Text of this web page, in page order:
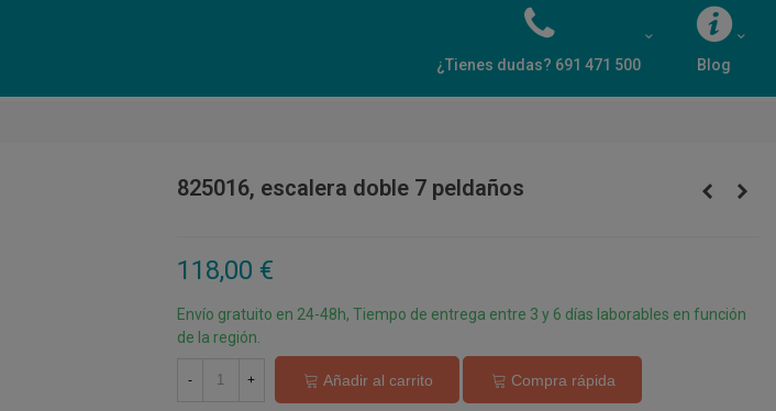
¿Tienes dudas? 691 471 500 Blog
825016, escalera doble 7 peldaños
118,00 €
Envío gratuito en 24-48h, Tiempo de entrega entre 3 y 6 días laborables en función
de la región.
- + Añadir al carrito Compra rápida